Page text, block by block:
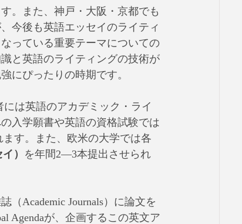
す。また、神戸・大阪・京都でも
今後も英語エッセイのライティ
っている重要テーマについての
と英語のライティングの技術が
にぴったりの時期です。
は英語のアカデミック・ライ
入学願書や英語の資格試験では
す。また、欧米の大学では各
） を年間2―3本提出させられ
（Academic Journals）に論文を
Agendaが、企画するこの英文ア